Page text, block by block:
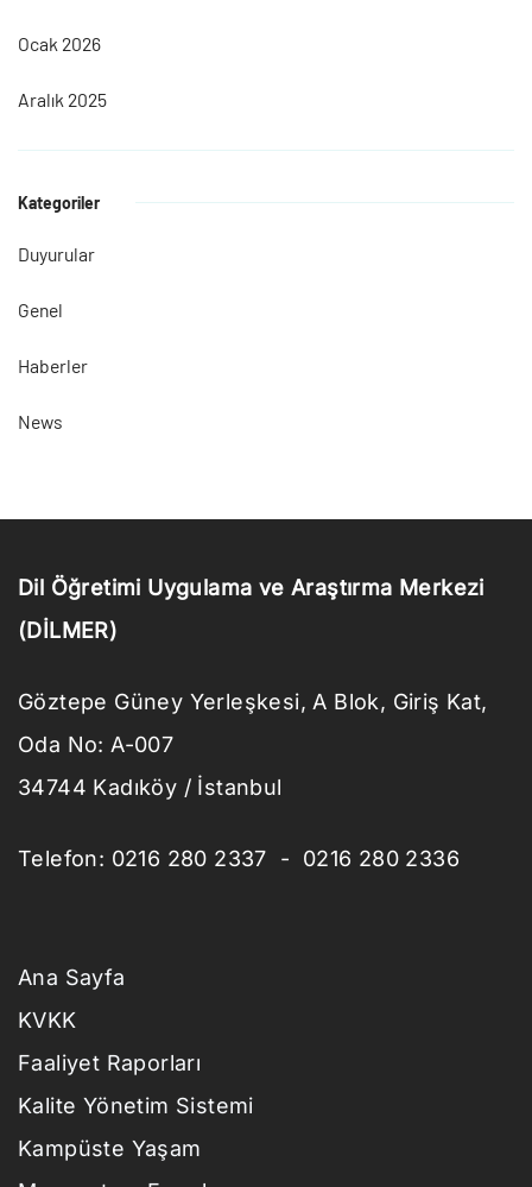
Ocak 2026
Aralık 2025
Kategoriler
Duyurular
Genel
Haberler
News
Dil Öğretimi Uygulama ve Araştırma Merkezi
(DİLMER)
Göztepe Güney Yerleşkesi, A Blok, Giriş Kat,
Oda No: A-007
34744 Kadıköy / İstanbul
Telefon: 0216 280 2337 - 0216 280 2336
Ana Sayfa
KVKK
Faaliyet Raporları
Kalite Yönetim Sistemi
Kampüste Yaşam